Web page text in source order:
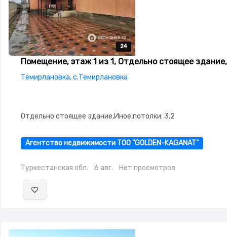
24
24
24
24
24
Помещение, этаж 1 из 1, Отдельно стоящее
Темирлановка, с.Темирлановка
Отдельно стоящее здание,Иное,потолки: 3.2
Агентство недвижимости ТОО "GOLDEN-KAGANAT"
Туркестанская обл. 6 авг. Нет просмотров